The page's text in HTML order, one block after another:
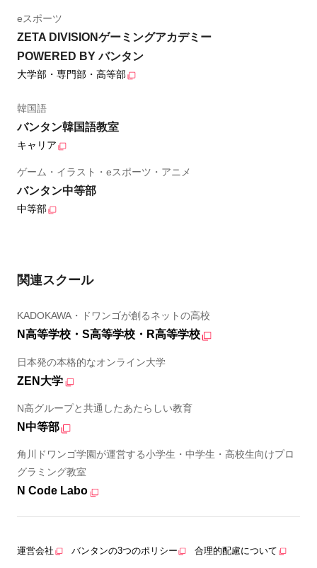
eスポーツ
ZETA DIVISIONゲーミングアカデミー
POWERED BY バンタン
大学部・専門部・高等部
韓国語
バンタン韓国語教室
キャリア
ゲーム・イラスト・eスポーツ・アニメ
バンタン中等部
中等部
関連スクール
KADOKAWA・ドワンゴが創るネットの高校
N高等学校・S高等学校・R高等学校
日本発の本格的なオンライン大学
ZEN大学
N高グループと共通したあたらしい教育
N中等部
角川ドワンゴ学園が運営する小学生・中学生・高校生向けプロ
グラミング教室
N Code Labo
運営会社 バンタンの3つのポリシー 合理的配慮について